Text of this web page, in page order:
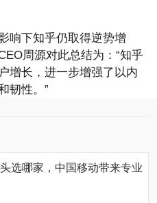
响下知乎仍取得逆势增
周源对此总结为：“知乎
增长，进一步增强了以内
韧性。”
选哪家，中国移动带来专业